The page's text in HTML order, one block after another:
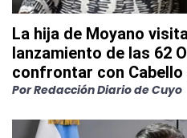
La hija de Moyano
lanzamiento de las 62
confrontar con Cabello
PorRedacción Diario de Cuyo